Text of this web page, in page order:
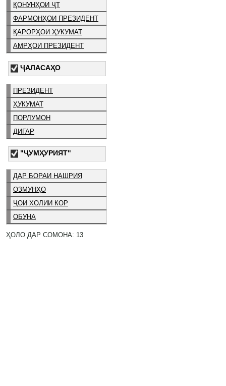
ҚОНУНҲОИ ҶТ
ФАРМОНҲОИ ПРЕЗИДЕНТ
ҚАРОРҲОИ ҲУКУМАТ
АМРҲОИ ПРЕЗИДЕНТ
ҶАЛАСАҲО
ПРЕЗИДЕНТ
ҲУКУМАТ
ПОРЛУМОН
ДИГАР
"ҶУМҲУРИЯТ"
ДАР БОРАИ НАШРИЯ
ОЗМУНҲО
ҶОИ ХОЛИИ КОР
ОБУНА
ҲОЛО ДАР СОМОНА: 13